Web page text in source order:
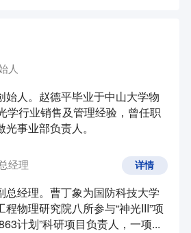
人
始人。赵德平毕业于中山大学物
学行业销售及管理经验，曾任职
事业部负责人。
经理
总经理。曹丁象为国防科技大学
物理研究院八所参与“神光III”项
计划”科研项目负责人，一项...
详情